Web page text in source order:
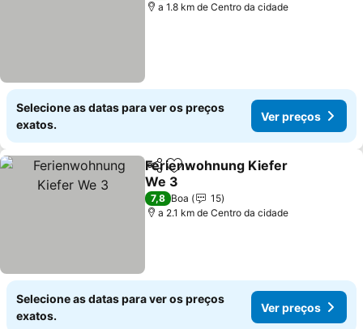
a 1.8 km de Centro da cidade
Selecione as datas para ver os preços
exatos.
Ver preços
PartilharAdicionar aos favoritos
Ferienwohnung Kiefer
We 3
Ver preços
7,8 Boa
15
a 2.1 km de Centro da cidade
Selecione as datas para ver os preços
exatos.
Ver preços